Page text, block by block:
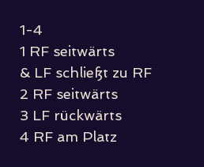
1-4
1 RF seitwärts
& LF schließt zu RF
2 RF seitwärts
3 LF rückwärts
4 RF am Platz